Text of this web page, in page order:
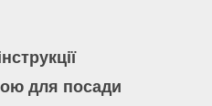
для посади